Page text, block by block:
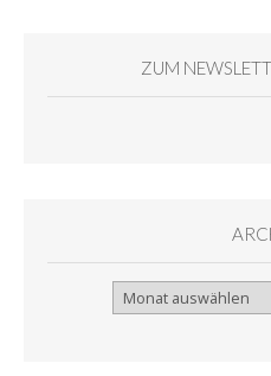
ZUM
Archiv